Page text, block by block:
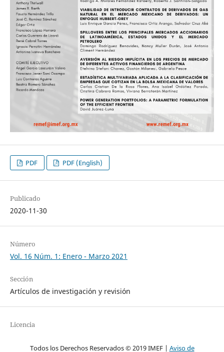
PDF PDF (English)
Publicado
2020-11-30
Número
Vol. 16 Núm. 1: Enero - Marzo 2021
Sección
Artículos de investigación y revisión
Licencia
Todos los Derechos Reservados © 2019 IMEF | Aviso de